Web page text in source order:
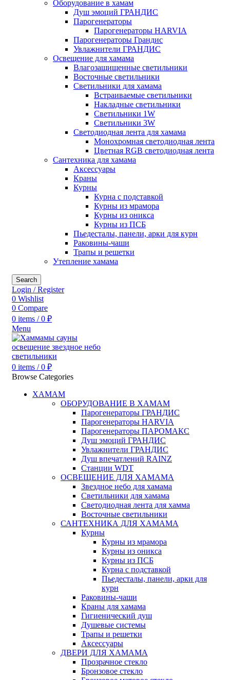
Оборудование в хамам
Душ эмоций ГРАНДИС
Парогенераторы
Парогенераторы HARVIA
Парогенераторы Грандис
Увлажнители ГРАНДИС
Освещение для хамама
Влагозащищенные светильники
Восточные светильники
Светильники для хамама
Встраиваемые светильники
Накладные светильники
Светильники 1W
Светильники 3W
Светодиодная лента для хамама
Монохромная светодиодная лента
Цветная RGB светодиодная лента
Сантехника для хамама
Аксессуары
Краны
Курны
Курна с подставкой
Курны из мрамора
Курны из оникса
Курны из ПСБ
Пьедесталы, панели, арки для курн
Раковины-чаши
Трапы и решетки
Утепление хамама
Search
Login / Register
0 Wishlist
0 Compare
0 items / 0 ₽
Menu
0 items / 0 ₽
Browse Categories
ХАМАМ
ОБОРУДОВАНИЕ В ХАМАМ
Парогенераторы ГРАНДИС
Парогенераторы HARVIA
Парогенераторы ПАРОМАКС
Душ эмоций ГРАНДИС
Увлажнители ГРАНДИС
Душ впечатлений RAINZ
Станции WDT
ОСВЕЩЕНИЕ ДЛЯ ХАМАМА
Звездное небо для хамама
Светильники для хамама
Светодиодная лента для хамма
Восточные светильники
САНТЕХНИКА ДЛЯ ХАМАМА
Курны
Курны из мрамора
Курны из оникса
Курны из ПСБ
Курна с подставкой
Пьедесталы, панели, арки для
курн
Раковины-чаши
Краны для хамама
Гигиенический душ
Душевые системы
Трапы и решетки
Аксессуары
ДВЕРИ ДЛЯ ХАМАМА
Прозрачное стекло
Бронзовое стекло